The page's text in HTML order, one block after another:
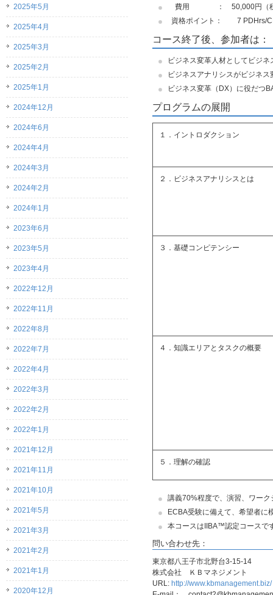
費用 ： 50,000円（税別
資格ポイント： 7 PDHrs/
コース終了後、参加者は：
ビジネス変革人材としてビジ
ビジネスアナリシスがビジネ
ビジネス変革（DX）に役だつ
プログラムの展開
１．イントロダクション
２．ビジネスアナリシスとは
３．基礎コンピテンシー
４．知識エリアとタスクの概要
５．理解の確認
講義70%程度で、演習、ワー
ECBA受験に備えて、希望者に
本コースはIIBA™認定コース
問い合わせ先：
東京都八王子市北野台3-15-14
株式会社 ＫＢマネジメント
URL: http://www.kbmanagement.biz/
2025年5月
2025年4月
2025年3月
2025年2月
2025年1月
2024年12月
2024年6月
2024年4月
2024年3月
2024年2月
2024年1月
2023年6月
2023年5月
2023年4月
2022年12月
2022年11月
2022年8月
2022年7月
2022年4月
2022年3月
2022年2月
2022年1月
2021年12月
2021年11月
2021年10月
2021年5月
2021年3月
2021年2月
2021年1月
2020年12月